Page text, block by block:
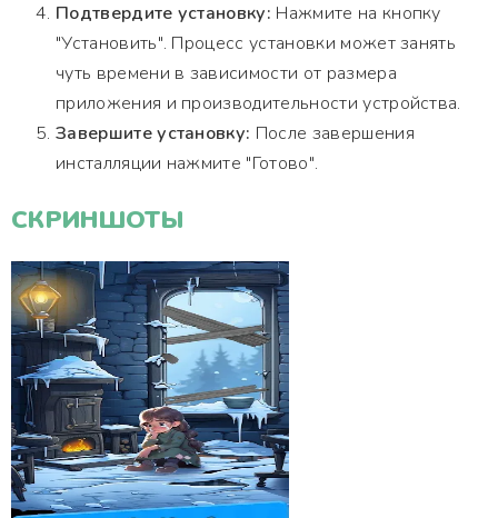
Подтвердите установку: Нажмите на кнопку
"Установить". Процесс установки может занять
чуть времени в зависимости от размера
приложения и производительности устройства.
Завершите установку: После завершения
инсталляции нажмите "Готово".
СКРИНШОТЫ